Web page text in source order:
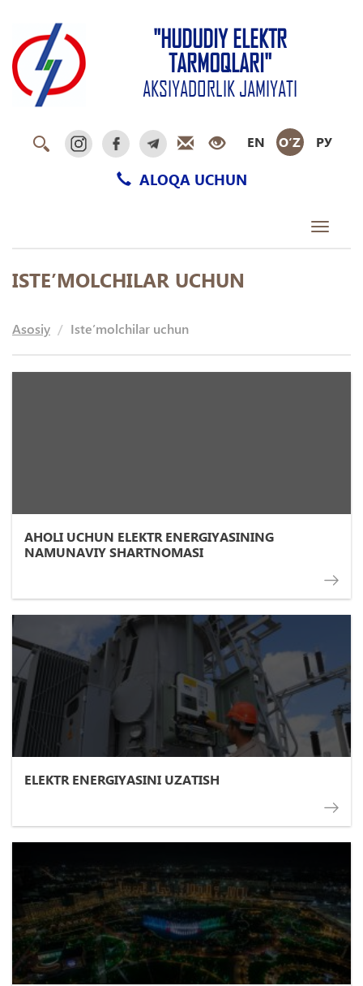
"HUDUDIY ELEKTR
TARMOQLARI"
AKSIYADORLIK JAMIYATI
EN O‘Z РУ
ALOQA UCHUN
Toggle
ISTE’MOLCHILAR UCHUN
Asosiy Iste’molchilar uchun
AHOLI UCHUN ELEKTR ENERGIYASINING
NAMUNAVIY SHARTNOMASI
ELEKTR ENERGIYASINI UZATISH